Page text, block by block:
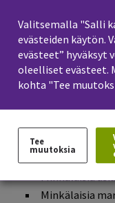
Facebook,
TikTok
Tarinat ja
Mitä
markkinointiin
Minkälaisia
Minkälaisia
Valitsemalla "Salli
evästeiden käytön.
evästeet” hyväksyt
oleelliset evästeet.
kohta "Tee
Tee
muutoksia